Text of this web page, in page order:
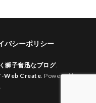
バシーポリシー
獅子奮迅なブログ.
Web Create . Powered by